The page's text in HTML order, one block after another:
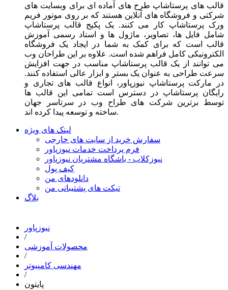
قالب های پرستاشاپ طرح های آماده ای برای وبسایت های
شرکتی و فروشگاه های آنلاین هستند که بر روی موتور فریم
ورک پرستاشاپ کار می کنند. یک پکیج قالب پرستاشاپ
شامل فایل ها، تصاویر، ماژول ها و اسناد رسمی آموزش
قالب است که برای کمک به شما در ایجاد یک فروشگاه
الکترونیکی کامل فراهم شده است. علاوه بر این طراحان وب
می توانند از یک قالب پرستاشاپ مناسب در جهت افزایش
سرعت طراحی به عنوان یک بستر و ابزار عالی استفاده کنند.
در مارکت پرستاشاپ نیوزپاور، انواع قالب های تجاری و
رایگان پرستاشاپ در دسترس است تمامی این قالب ها
توسط برترین شرکت های طراح وب در سرتاسر جهان
ساخته و توسعه پیدا کرده اند.
لینک های ویژه
سفارش خرید از سایت های خارجی
فرم پرداخت خدمات نیوزپاور
نیوزکلاب - باشگاه مشتریان نیوزپاور
کیف پول
دانلودهای من
تیکت های پشتیبانی من
بلاگ
نیوزپاور
/
محصولات آموزشی
/
مهندسی کامپیوتر
/
پایتون